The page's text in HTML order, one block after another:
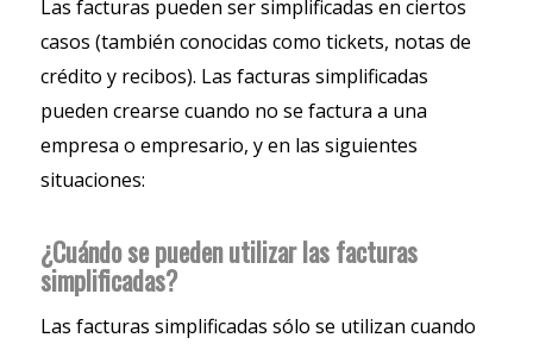
Las facturas pueden ser simplificadas en ciertos
casos (también conocidas como tickets, notas de
crédito y recibos). Las facturas simplificadas
pueden crearse cuando no se factura a una
empresa o empresario, y en las siguientes
situaciones:
¿Cuándo se pueden utilizar las facturas
simplificadas?
Las facturas simplificadas sólo se utilizan cuando